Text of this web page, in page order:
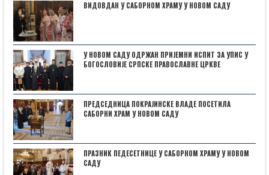
ВИДОВДАН У САБОРНОМ ХРАМУ У НОВОМ САДУ
У НОВОМ САДУ ОДРЖАН ПРИЈЕМНИ ИСПИТ ЗА УПИС У
БОГОСЛОВИЈЕ СРПСКЕ ПРАВОСЛАВНЕ ЦРКВЕ
ПРЕДСЕДНИЦА ПОКРАЈИНСКЕ ВЛАДЕ ПОСЕТИЛА
САБОРНИ ХРАМ У НОВОМ САДУ
ПРАЗНИК ПЕДЕСЕТНИЦЕ У САБОРНОМ ХРАМУ У НОВОМ
САДУ